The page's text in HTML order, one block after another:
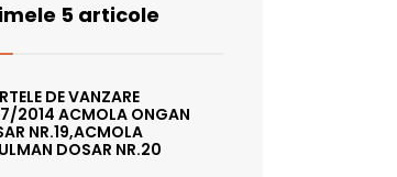
5 articole
DE VANZARE
2014 ACMOLA ONGAN
NR.19,ACMOLA
DOSAR NR.20